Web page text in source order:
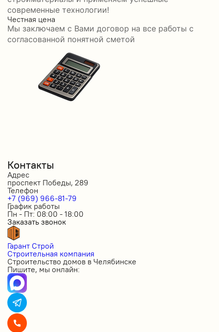
современные технологии!
Честная цена
Мы заключаем с Вами договор на все работы с
согласованной понятной сметой
Контакты
Адрес
проспект Победы, 289
Телефон
+7 (969) 966-81-79
График работы
Пн - Пт: 08:00 - 18:00
Заказать звонок
Гарант Строй
Строительная компания
Строительство домов в Челябинске
Пишите, мы онлайн: